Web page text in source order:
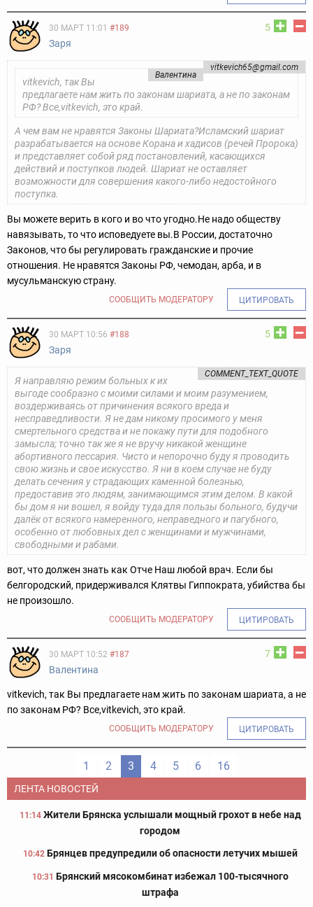
5
30 МАРТ 11:01 #189
Заря
vitkevich65@gmail.com
Валентина
vitkevich, так Вы
предлагаете нам жить по законам шариата, а не по законам
РФ? Все,vitkevich, это край.
А чем вам не нравятся Законы Шариата?Исламский шариат
разрабатывается на основе Корана и хадисов (речей Пророка)
и представляет собой ряд постановлений, касающихся
действий и поступков людей. Шариат не оставляет
возможности для совершения какого-либо недостойного
поступка.
Вы можете верить в кого и во что угодно.Не надо обществу
навязывать, то что исповедуете вы.В России, достаточно
Законов, что бы регулировать гражданские и прочие
отношения. Не нравятся Законы РФ, чемодан, арба, и в
мусульманскую страну.
СООБЩИТЬ МОДЕРАТОРУ ЦИТИРОВАТЬ
5
30 МАРТ 10:56 #188
Заря
COMMENT_TEXT_QUOTE
Я направляю режим больных к их
выгоде сообразно с моими силами и моим разумением,
воздерживаясь от причинения всякого вреда и
несправедливости. Я не дам никому просимого у меня
смертельного средства и не покажу пути для подобного
замысла; точно так же я не вручу никакой женщине
абортивного пессария. Чисто и непорочно буду я проводить
свою жизнь и свое искусство. Я ни в коем случае не буду
делать сечения у страдающих каменной болезнью,
предоставив это людям, занимающимся этим делом. В какой
бы дом я ни вошел, я войду туда для пользы больного, будучи
далёк от всякого намеренного, неправедного и пагубного,
особенно от любовных дел с женщинами и мужчинами,
свободными и рабами.
вот, что должен знать как Отче Наш любой врач. Если бы
белгородский, придерживался Клятвы Гиппократа, убийства бы
не произошло.
СООБЩИТЬ МОДЕРАТОРУ ЦИТИРОВАТЬ
7
30 МАРТ 10:52 #187
Валентина
vitkevich, так Вы предлагаете нам жить по законам шариата, а не
по законам РФ? Все,vitkevich, это край.
СООБЩИТЬ МОДЕРАТОРУ ЦИТИРОВАТЬ
1 2 3 4 5 6 16
ЛЕНТА НОВОСТЕЙ
11:14 Жители Брянска услышали мощный грохот в небе над
городом
10:42 Брянцев предупредили об опасности летучих мышей
10:31 Брянский мясокомбинат избежал 100-тысячного
штрафа